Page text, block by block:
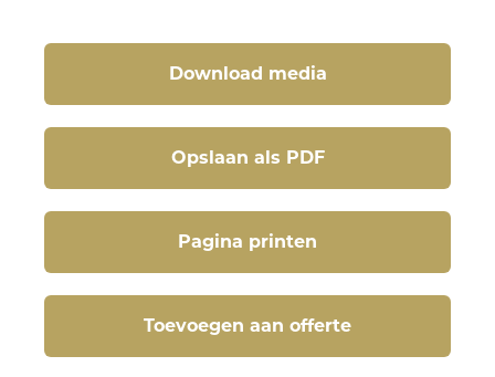
Download media
Opslaan als PDF
Pagina printen
Toevoegen aan offerte